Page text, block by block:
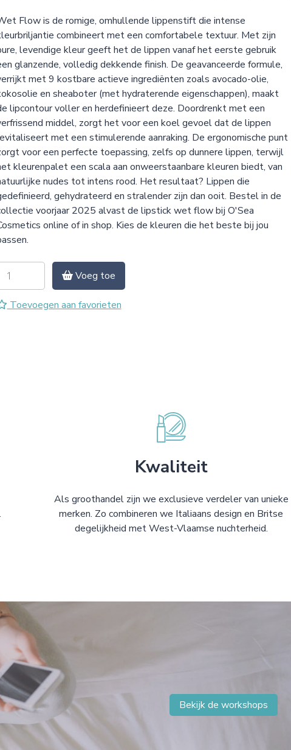
Flow is de romige, omhullende lippenstift die intense
combineert met een comfortabele textuur. Met zijn
levendige kleur geeft het de lippen vanaf het eerste gebruik
glanzende, volledig dekkende finish. De geavanceerde formule,
met 9 kostbare actieve ingrediënten zoals avocado-olie,
en sheaboter (met hydraterende eigenschappen), maakt
lipcontour voller en herdefinieert deze. Doordrenkt met een
middel, zorgt het voor een koel gevoel dat de lippen
met een stimulerende aanraking. De ergonomische punt
voor een perfecte toepassing, zelfs op dunnere lippen, terwijl
kleurenpalet een scala aan onweerstaanbare kleuren biedt, van
nudes tot intens rood. Het resultaat? Lippen die
gehydrateerd en stralender zijn dan ooit. Bestel in de
voorjaar 2025 alvast de lipstick wet flow bij O'Sea
online of in shop. Kies de kleuren die het beste bij jou
Voeg toe
Toevoegen aan favorieten
Kwaliteit
Als groothandel zijn we exclusieve verdeler van unieke
merken. Zo combineren we Italiaans design en Britse
degelijkheid met West-Vlaamse nuchterheid.
Bekijk de workshops